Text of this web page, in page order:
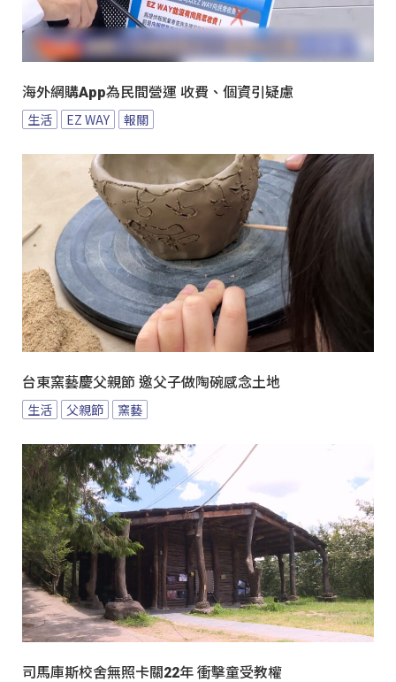
海外網購App為民間營運 收費、個資引疑慮
生活 EZ WAY 報關
台東窯藝慶父親節 邀父子做陶碗感念土地
生活 父親節 窯藝
司馬庫斯校舍無照卡關22年 衝擊童受教權